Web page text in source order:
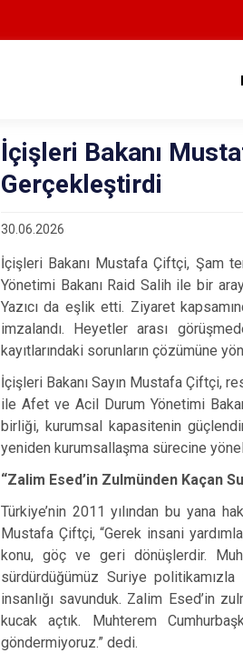
İçişleri Bakanı
Gerçekleştirdi
30.06.2026
İçişleri Bakanı Mustafa Çiftçi, Şam
Yönetimi Bakanı Raid Salih ile bir
Yazıcı da eşlik etti. Ziyaret
imzalandı. Heyetler arası
kayıtlarındaki sorunların çözümüne
İçişleri Bakanı Sayın Mustafa Çiftçi,
ile Afet ve Acil Durum Yönetimi
birliği, kurumsal kapasitenin
yeniden kurumsallaşma sürecine
“Zalim Esed’in Zulmünden Kaçan
Türkiye’nin 2011 yılından bu yana
Mustafa Çiftçi, “Gerek insani
konu, göç ve geri dönüşlerdir.
sürdürdüğümüz Suriye
insanlığı savunduk. Zalim Esed’in
kucak açtık. Muhterem
göndermiyoruz.” dedi.